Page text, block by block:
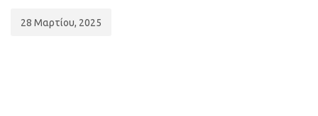
28 Μαρτίου, 2025